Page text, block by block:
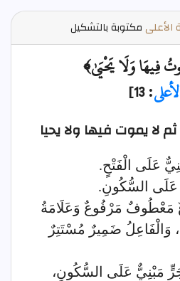
الأعلى مكتوبة بالتشكيل
فِيهَا وَلَا يَحْيَىٰ﴾
: 13]
لا يموت فيها ولا يحيا
عَلَى الْفَتْحٍ.
السُّكُونِ.
مَعْطُوفٌ مَرْفُوعٌ وَعَلَامَةُ
وَالْفَاعِلُ ضَمِيرٌ مُسْتَتِرٌ
مَبْنِيٌّ عَلَى السُّكُونِ،